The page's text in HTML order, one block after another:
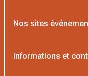
Nos sites
Informations et